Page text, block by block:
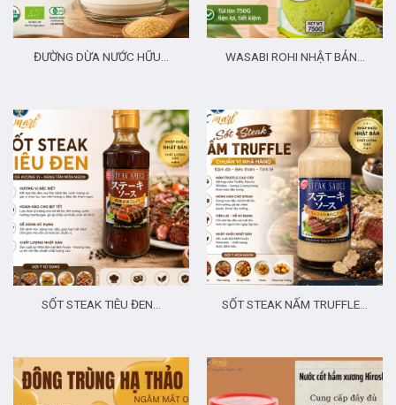
ĐƯỜNG DỪA NƯỚC HỮU… WASABI ROHI NHẬT BẢN…
SỐT STEAK TIÊU ĐEN… SỐT STEAK NẤM TRUFFLE…